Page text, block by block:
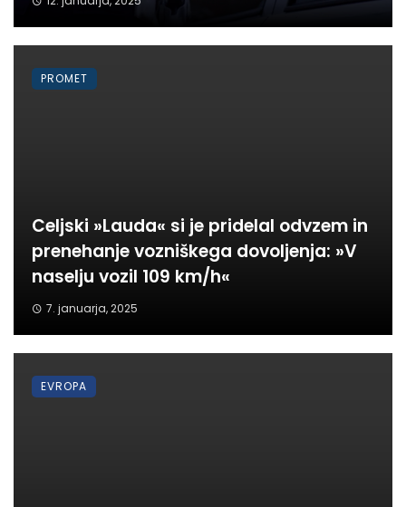
Celjski »Lauda« si je pridelal odvzem in
prenehanje vozniškega dovoljenja: »V
naselju vozil 109 km/h«
7. januarja, 2025
PROMET
EVROPA